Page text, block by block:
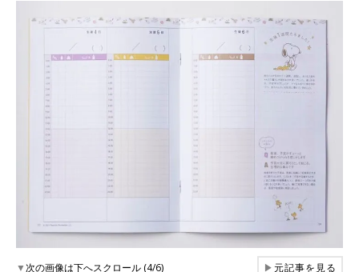
▼次の画像は下へスクロール (4/6) ▶元記事を見る